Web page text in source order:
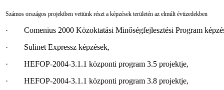
Számos országos projektben vettünk részt a képzések területén az elmúlt évtizedekben
· Comenius 2000 Közoktatási Minőségfejlesztési Program
· Sulinet Expressz képzések,
· HEFOP-2004-3.1.1 központi program 3.5 projektje,
· HEFOP-2004-3.1.1 központi program 3.8 projektje,